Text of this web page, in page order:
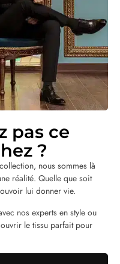
pas ce
?
nous sommes là
réalité. Quelle que soit
lui donner vie.
nos experts en style ou
le tissu parfait pour